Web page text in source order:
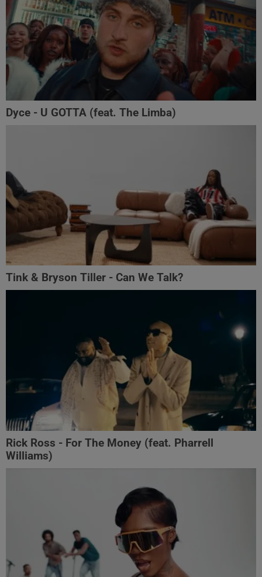
Dyce - U GOTTA (feat. The Limba)
Tink & Bryson Tiller - Can We Talk?
Rick Ross - For The Money (feat. Pharrell
Williams)